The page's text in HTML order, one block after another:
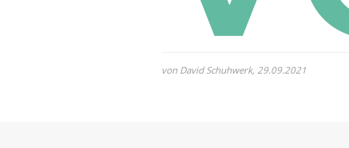
von David Schuhwerk, 29.09.2021